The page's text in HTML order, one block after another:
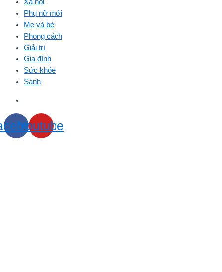
Xã hội
Phụ nữ mới
Mẹ và bé
Phong cách
Giải trí
Gia đình
Sức khỏe
Sành
Youtube